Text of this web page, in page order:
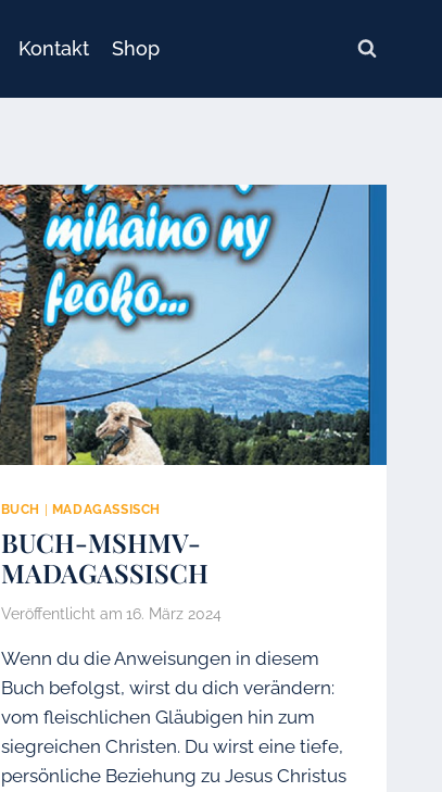
Kontakt Shop
BUCH MADAGASSISCH
BUCH-MSHMV-
MADAGASSISCH
Veröffentlicht am 16. März 2024
Wenn du die Anweisungen in diesem
Buch befolgst, wirst du dich verändern:
vom fleischlichen Gläubigen hin zum
siegreichen Christen. Du wirst eine tiefe,
persönliche Beziehung zu Jesus Christus